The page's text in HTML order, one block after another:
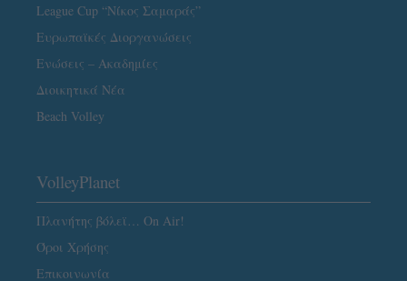
League Cup “Νίκος Σαμαράς”
Ευρωπαϊκές Διοργανώσεις
Ενώσεις – Ακαδημίες
Διοικητικά Νέα
Beach Volley
VolleyPlanet
Πλανήτης βόλεϊ… On Air!
Όροι Χρήσης
Επικοινωνία